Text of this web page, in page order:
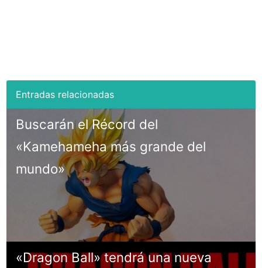
Buscarán el Récord del
«Kamehameha más grande del
mundo»
«Dragon Ball» tendrá una nueva